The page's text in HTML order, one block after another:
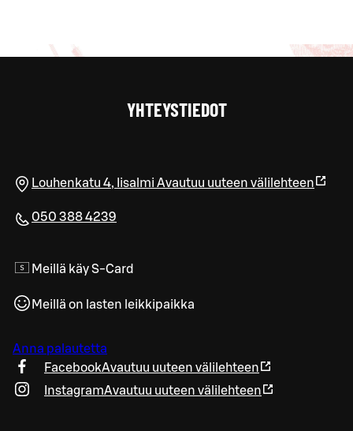
YHTEYSTIEDOT
Louhenkatu 4, Iisalmi Avautuu uuteen välilehteen
050 388 4239
Meillä käy S-Card
Meillä on lasten leikkipaikka
Anna palautetta
FacebookAvautuu uuteen välilehteen
InstagramAvautuu uuteen välilehteen